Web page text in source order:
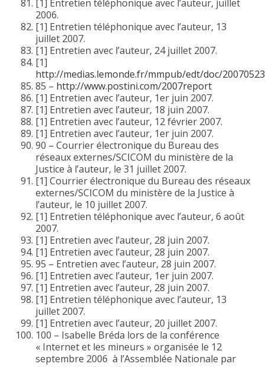
[1] Entretien téléphonique avec l’auteur, juillet
2006.
[1] Entretien téléphonique avec l’auteur, 13
juillet 2007.
[1] Entretien avec l’auteur, 24 juillet 2007.
[1]
http://medias.lemonde.fr/mmpub/edt/doc/
85 – http://www.postini.com/2007report
[1] Entretien avec l’auteur, 1er juin 2007.
[1] Entretien avec l’auteur, 18 juin 2007.
[1] Entretien avec l’auteur, 12 février 2007.
[1] Entretien avec l’auteur, 1er juin 2007.
90 – Courrier électronique du Bureau des
réseaux externes/SCICOM du ministère de la
Justice à l’auteur, le 31 juillet 2007.
[1] Courrier électronique du Bureau des réseaux
externes/SCICOM du ministère de la Justice à
l’auteur, le 10 juillet 2007.
[1] Entretien téléphonique avec l’auteur, 6 août
2007.
[1] Entretien avec l’auteur, 28 juin 2007.
[1] Entretien avec l’auteur, 28 juin 2007.
95 – Entretien avec l’auteur, 28 juin 2007.
[1] Entretien avec l’auteur, 1er juin 2007.
[1] Entretien avec l’auteur, 28 juin 2007.
[1] Entretien téléphonique avec l’auteur, 13
juillet 2007.
[1] Entretien avec l’auteur, 20 juillet 2007.
100 – Isabelle Bréda lors de la conférence
« Internet et les mineurs » organisée le 12
septembre 2006 à l’Assemblée Nationale par